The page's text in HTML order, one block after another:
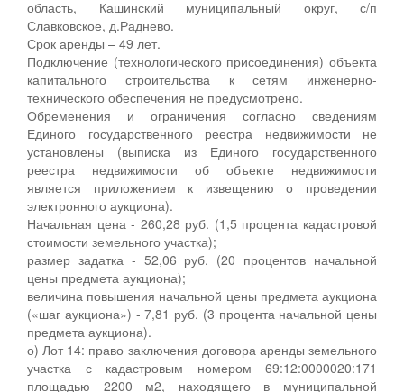
область, Кашинский муниципальный округ, с/п
Славковское, д.Раднево.
Срок аренды – 49 лет.
Подключение (технологического присоединения) объекта
капитального строительства к сетям инженерно-
технического обеспечения не предусмотрено.
Обременения и ограничения согласно сведениям
Единого государственного реестра недвижимости не
установлены (выписка из Единого государственного
реестра недвижимости об объекте недвижимости
является приложением к извещению о проведении
электронного аукциона).
Начальная цена - 260,28 руб. (1,5 процента кадастровой
стоимости земельного участка);
размер задатка - 52,06 руб. (20 процентов начальной
цены предмета аукциона);
величина повышения начальной цены предмета аукциона
(«шаг аукциона») - 7,81 руб. (3 процента начальной цены
предмета аукциона).
о) Лот 14: право заключения договора аренды земельного
участка с кадастровым номером 69:12:0000020:171
площадью 2200 м2, находящего в муниципальной